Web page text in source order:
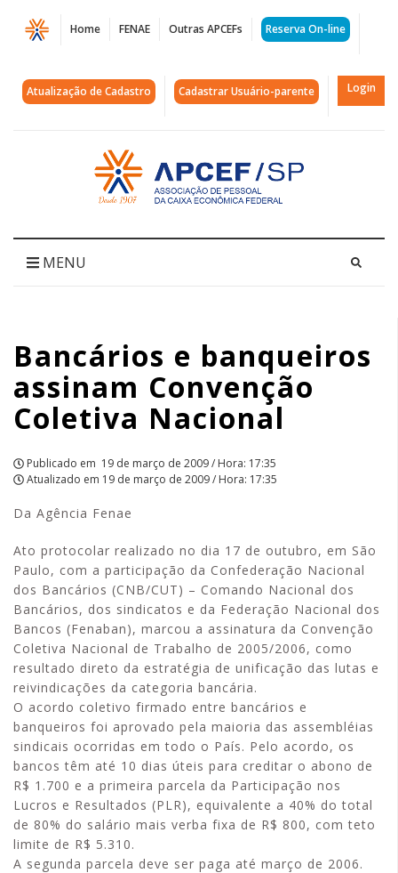
Página
Bancários
assinam
Convenção
Nacional
Home FENAE Outras APCEFs Reserva On-line
Atualização de Cadastro Cadastrar Usuário-parente Login
Acessar
página
inicial
MENU
Bancários e banqueiros
assinam Convenção
Coletiva Nacional
Publicado em 19 de março de 2009 / Hora: 17:35
Atualizado em 19 de março de 2009 / Hora: 17:35
Da Agência Fenae
Ato protocolar realizado no dia 17 de outubro, em São
Paulo, com a participação da Confederação Nacional
dos Bancários (CNB/CUT) – Comando Nacional dos
Bancários, dos sindicatos e da Federação Nacional dos
Bancos (Fenaban), marcou a assinatura da Convenção
Coletiva Nacional de Trabalho de 2005/2006, como
resultado direto da estratégia de unificação das lutas e
reivindicações da categoria bancária.
O acordo coletivo firmado entre bancários e
banqueiros foi aprovado pela maioria das assembléias
sindicais ocorridas em todo o País. Pelo acordo, os
bancos têm até 10 dias úteis para creditar o abono de
R$ 1.700 e a primeira parcela da Participação nos
Lucros e Resultados (PLR), equivalente a 40% do total
de 80% do salário mais verba fixa de R$ 800, com teto
limite de R$ 5.310.
A segunda parcela deve ser paga até março de 2006.